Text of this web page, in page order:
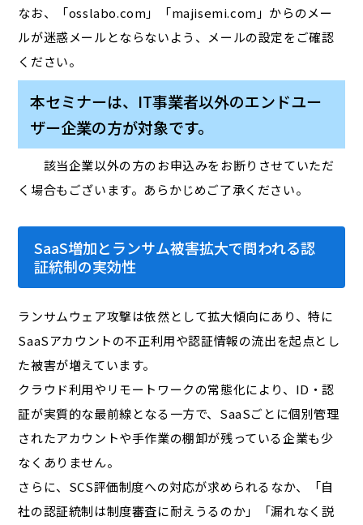
なお、「osslabo.com」「majisemi.com」からのメー
ルが迷惑メールとならないよう、メールの設定をご確認
ください。
本セミナーは、IT事業者以外のエンドユー
ザー企業の方が対象です。
該当企業以外の方のお申込みをお断りさせていただ
く場合もございます。あらかじめご了承ください。
SaaS増加とランサム被害拡大で問われる認
証統制の実効性
ランサムウェア攻撃は依然として拡大傾向にあり、特に
SaaSアカウントの不正利用や認証情報の流出を起点とし
た被害が増えています。
クラウド利用やリモートワークの常態化により、ID・認
証が実質的な最前線となる一方で、SaaSごとに個別管理
されたアカウントや手作業の棚卸が残っている企業も少
なくありません。
さらに、SCS評価制度への対応が求められるなか、「自
社の認証統制は制度審査に耐えうるのか」「漏れなく説